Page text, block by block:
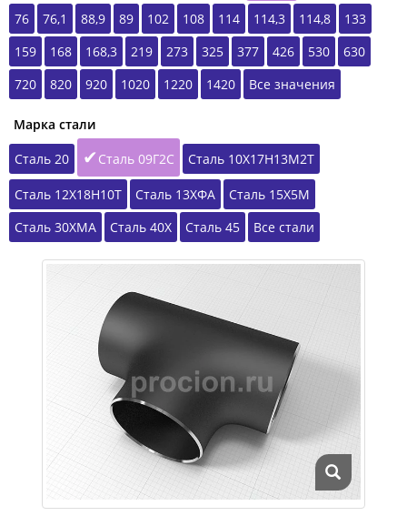
76 76,1 88,9 89 102 108 114 114,3 114,8
133
159
168 168,3 219 273 325 377 426 530
630
720
820 920 1020 1220 1420 Все значения
Марка стали
Сталь 20
Сталь 09Г2С Сталь 10Х17Н13М2Т
Сталь 12Х18Н10Т Сталь 13ХФА
Сталь 15Х5М
Сталь 30ХМА
Сталь 40Х Сталь 45 Все стали